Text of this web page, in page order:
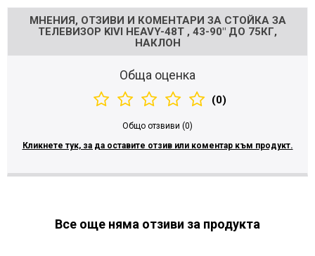
МНЕНИЯ, ОТЗИВИ И КОМЕНТАРИ ЗА СТОЙКА ЗА
ТЕЛЕВИЗОР KIVI HEAVY-48T , 43-90" ДО 75КГ,
НАКЛОН
Обща оценка
(0)
Общо отзвиви (0)
Кликнете тук, за да оставите отзив или коментар към продукт.
Все още няма отзиви за продукта